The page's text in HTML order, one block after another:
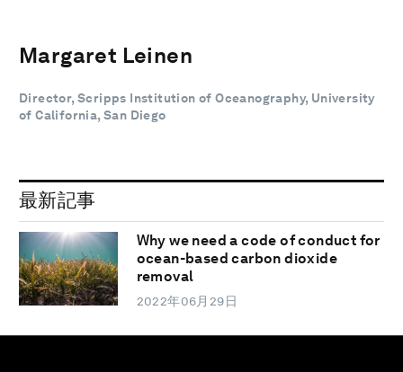
Margaret Leinen
Director, Scripps Institution of Oceanography, University
of California, San Diego
最新記事
Why we need a code of conduct for
ocean-based carbon dioxide
removal
2022年06月29日